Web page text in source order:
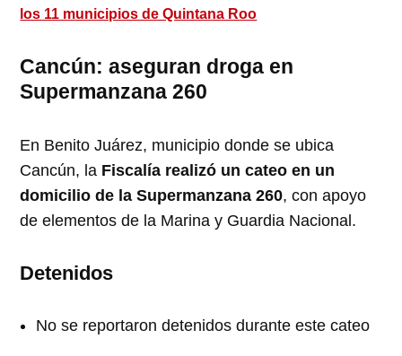
los 11 municipios de Quintana Roo
Cancún: aseguran droga en
Supermanzana 260
En Benito Juárez, municipio donde se ubica
Cancún, la Fiscalía realizó un cateo en un
domicilio de la Supermanzana 260, con apoyo
de elementos de la Marina y Guardia Nacional.
Detenidos
No se reportaron detenidos durante este cateo